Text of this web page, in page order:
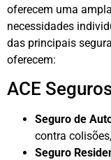
oferecem uma
necessidades
das principais
oferecem:
ACE
Seguro de
contra
Seguro